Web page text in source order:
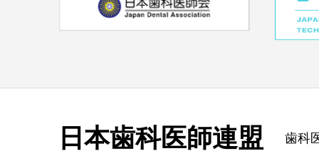
日本歯科医師連盟 歯科